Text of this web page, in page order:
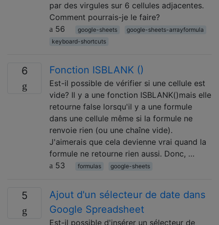
par des virgules sur 6 cellules adjacentes.
Comment pourrais-je le faire?
56
google-sheets
google-sheets-arrayformula
keyboard-shortcuts
6 Fonction ISBLANK ()
Est-il possible de vérifier si une cellule est
vide? Il y a une fonction ISBLANK()mais elle
retourne false lorsqu'il y a une formule
dans une cellule même si la formule ne
renvoie rien (ou une chaîne vide).
J'aimerais que cela devienne vrai quand la
formule ne retourne rien aussi. Donc, …
53
formulas google-sheets
5
Ajout d'un sélecteur de date dans
Google Spreadsheet
Est-il possible d'insérer un sélecteur de